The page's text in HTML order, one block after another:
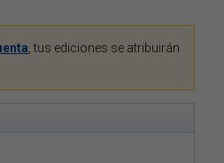
, tus ediciones se atribuirán